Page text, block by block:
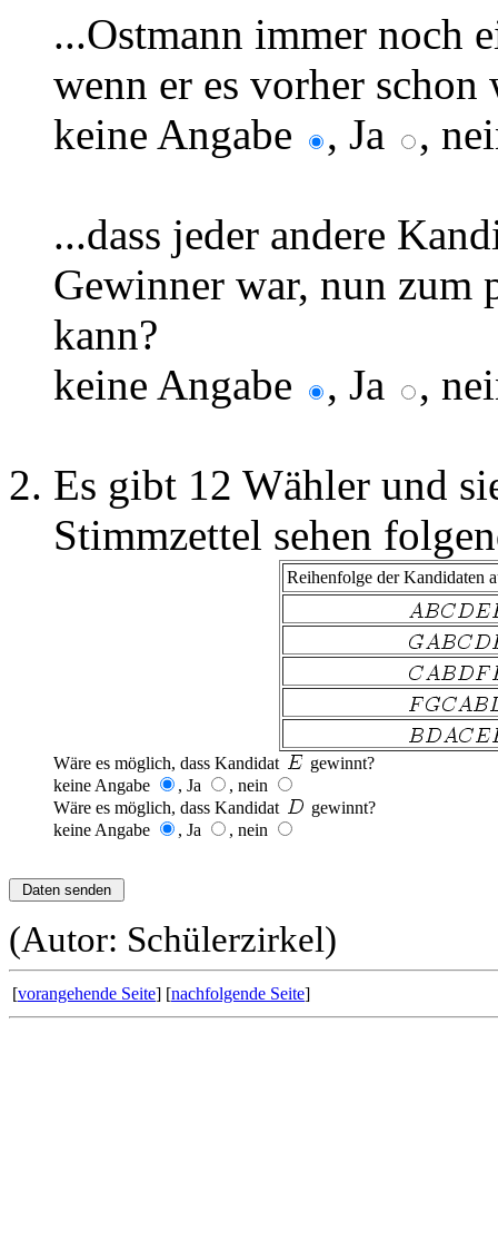
...Ostmann immer noch
wenn er es vorher schon
keine Angabe
, Ja ,
...dass jeder andere
Gewinner war, nun zum
kann?
keine Angabe
, Ja ,
Es gibt 12 Wähler und
Stimmzettel sehen
Reihenfolge der Kandidaten
Wäre es möglich, dass Kandidat
gewinnt?
keine Angabe
, Ja
, nein
Wäre es möglich, dass Kandidat
gewinnt?
keine Angabe
, Ja , nein
(Autor: Schülerzirkel)
[vorangehende Seite] [nachfolgende Seite]